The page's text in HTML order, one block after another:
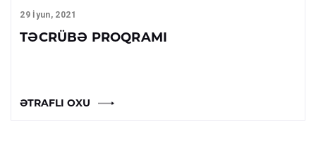
29 İyun, 2021
TƏCRÜBƏ PROQRAMI
ƏTRAFLI OXU